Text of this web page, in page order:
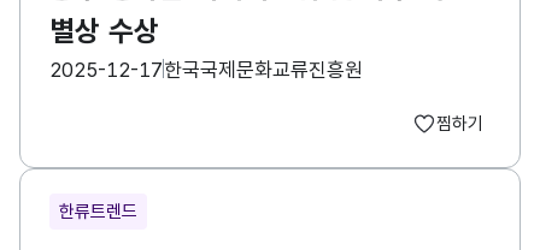
별상 수상
등록일
2025-12-17수집기관한국국제문화교류진흥원
찜하기
한류트렌드